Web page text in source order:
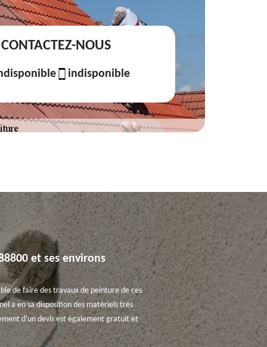
CONTACTEZ-NOUS
indisponible
et ses environs
de faire des travaux de peinture de ces
a en sa disposition des matériels très
d'un devis est également gratuit et